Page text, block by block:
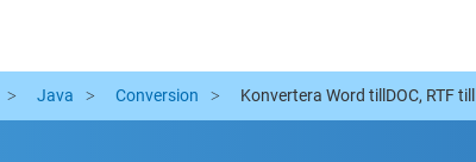
Java Conversion Konvertera Word tillDOC, RTF